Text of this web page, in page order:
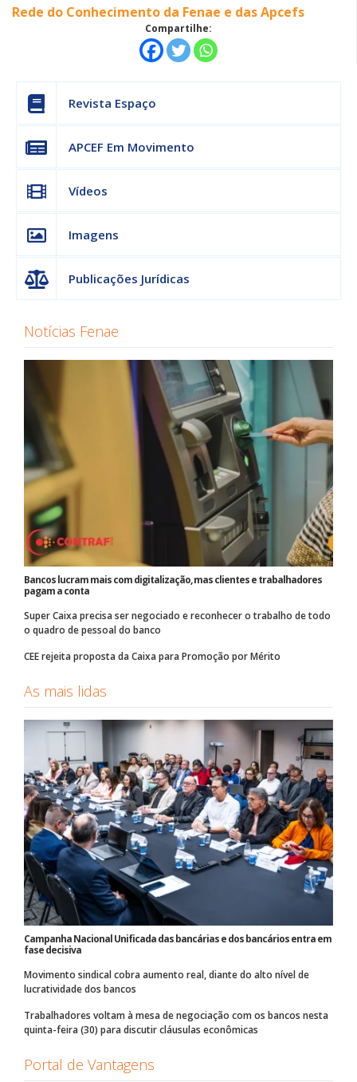
Rede do Conhecimento da Fenae e das Apcefs
Compartilhe:
Revista Espaço
APCEF Em Movimento
Vídeos
Imagens
Publicações Jurídicas
Notícias Fenae
Bancos lucram mais com digitalização, mas clientes e trabalhadores
pagam a conta
Super Caixa precisa ser negociado e reconhecer o trabalho de todo
o quadro de pessoal do banco
CEE rejeita proposta da Caixa para Promoção por Mérito
As mais lidas
Campanha Nacional Unificada das bancárias e dos bancários entra em
fase decisiva
Movimento sindical cobra aumento real, diante do alto nível de
lucratividade dos bancos
Trabalhadores voltam à mesa de negociação com os bancos nesta
quinta-feira (30) para discutir cláusulas econômicas
Portal de Vantagens